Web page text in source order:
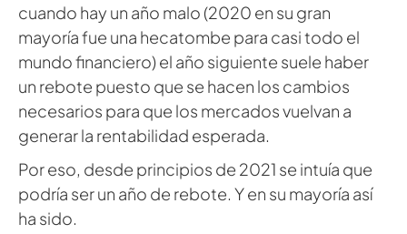
cuando hay un año malo (2020 en su gran
mayoría fue una hecatombe para casi todo el
mundo financiero) el año siguiente suele haber
un rebote puesto que se hacen los cambios
necesarios para que los mercados vuelvan a
generar la rentabilidad esperada.
Por eso, desde principios de 2021 se intuía que
podría ser un año de rebote. Y en su mayoría así
ha sido.